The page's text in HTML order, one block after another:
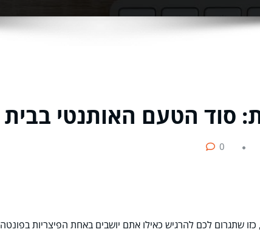
סוד הטעם האותנטי בבית
0
לכם להרגיש כאילו אתם יושבים באחת הפיצריות בפונטה